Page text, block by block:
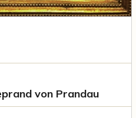
von Prandau